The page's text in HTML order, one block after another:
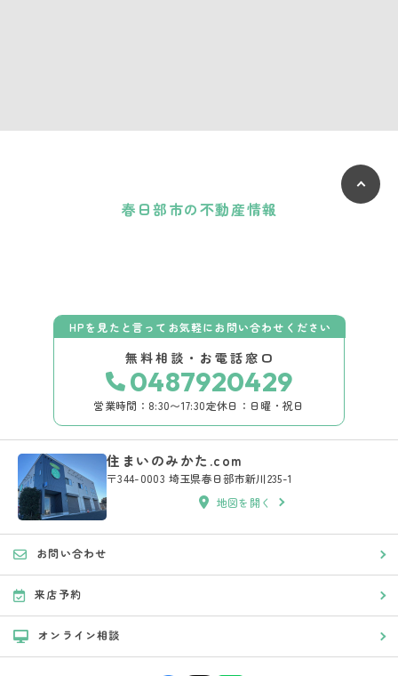
春日部市の不動産情報
HPを見たと言ってお気軽にお問い合わせください
無料相談・お電話窓口
0487920429
営業時間：8:30〜17:30定休日：日曜・祝日
住まいのみかた.com
〒344-0003 埼玉県春日部市新川235-1
地図を開く
お問い合わせ
来店予約
オンライン相談